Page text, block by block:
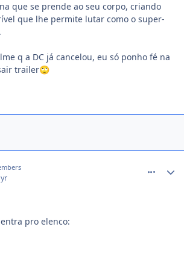
que se prende ao seu corpo, criando
que lhe permite lutar como o super-
q a DC já cancelou, eu só ponho fé na
trailer🙄
pro elenco: